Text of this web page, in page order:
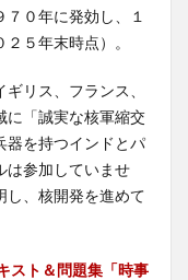
０年に発効し、１
５年末時点）。
リス、フランス、
に「誠実な核軍縮交
器を持つインドとパ
は参加していませ
し、核開発を進めて
スト＆問題集「時事